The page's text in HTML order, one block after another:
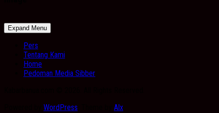
Expand Menu
Pers
Tentang Kami
Home
Pedoman Media Sibber
WordPress Alx